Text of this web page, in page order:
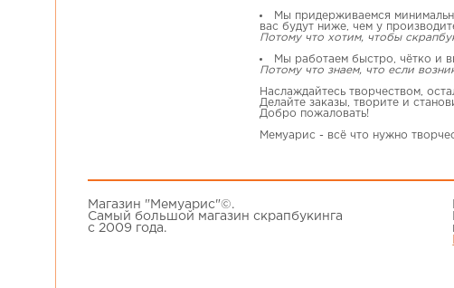
Мы придерживаемся
вас будут ниже, чем у
Потому что хотим, чтобы
Мы работаем быстро, чётко и
Потому что знаем, что если
Наслаждайтесь творчеством,
Делайте заказы, творите и
Добро пожаловать!
Мемуарис - всё что нужно
Магазин "Мемуарис"©.
Самый большой магазин скрапбукинга
с 2009 года.